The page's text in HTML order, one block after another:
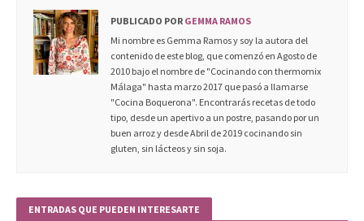
PUBLICADO POR GEMMA RAMOS
Mi nombre es Gemma Ramos y soy la autora del
contenido de este blog, que comenzó en Agosto de
2010 bajo el nombre de "Cocinando con thermomix
Málaga" hasta marzo 2017 que pasó a llamarse
"Cocina Boquerona". Encontrarás recetas de todo
tipo, desde un apertivo a un postre, pasando por un
buen arroz y desde Abril de 2019 cocinando sin
gluten, sin lácteos y sin soja.
ENTRADAS QUE PUEDEN INTERESARTE